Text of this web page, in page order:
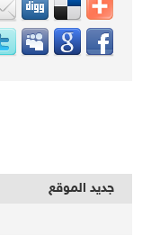
جديد الموقع